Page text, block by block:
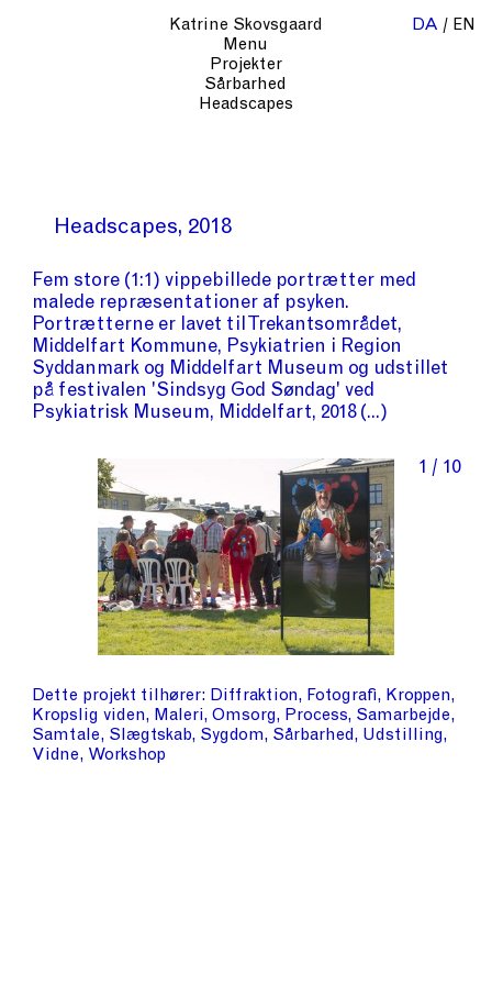
Katrine Skovsgaard
Menu
Projekter
Sårbarhed
Headscapes
DA EN
Headscapes 2018
Fem store (1:1) vippebillede portrætter med
malede repræsentationer af psyken.
Portrætterne er lavet til Trekantsområdet,
Middelfart Kommune, Psykiatrien i Region
Syddanmark og Middelfart Museum og udstillet
på festivalen 'Sindsyg God Søndag' ved
Psykiatrisk Museum, Middelfart, 2018
1 / 10
Dette projekt tilhører Diffraktion Fotografi
Kroppen
Kropslig viden
Maleri Omsorg Process Samarbejde
Samtale
Slægtskab Sygdom Sårbarhed
Udstilling
Vidne
Workshop